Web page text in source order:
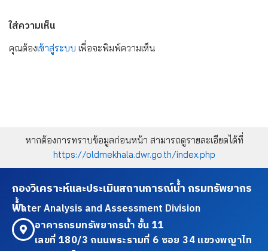
ใส่ความเห็น
คุณต้องเข้าสู่ระบบ เพื่อจะพิมพ์ความเห็น
หากต้องการทราบข้อมูลก่อนหน้า สามารถดูรายละเอียดได้ที่
https://oldmekhala.dwr.go.th/index.php
กองวิเคราะห์และประเมินสถานการณ์น้ำ กรมทรัพยากร
น้ำ
Water Analysis and Assessment Division
อาคารกรมทรัพยากรน้ำ ชั้น 11
เลขที่ 180/3 ถนนพระรามที่ 6 ซอย 34 แขวงพญาไท